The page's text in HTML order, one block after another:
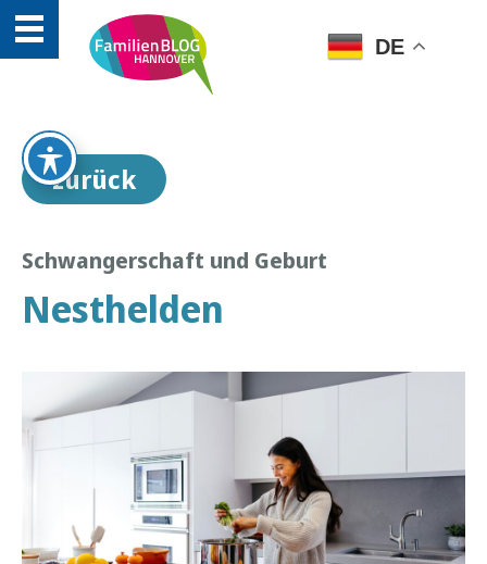
DE
zurück
Schwangerschaft und Geburt
Nesthelden